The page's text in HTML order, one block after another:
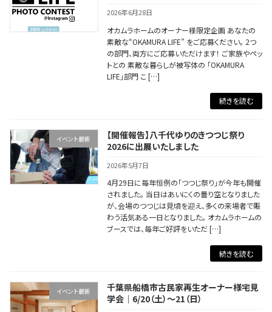
2026年6月28日
オカムラホームのオーナー様限定企画 あなたの
素敵な“OKAMURA LIFE” をご応募ください。 2つ
の部門、両方にご応募いただけます！ ご家族やペッ
トとの 素敵な暮らしが被写体の 「OKAMURA
LIFE」部門 こ […]
続きを読む
イベント最新
【開催報告】八千代ゆりのきつつじ祭り
2026に出展いたしました
2026年5月7日
4月29日に毎年恒例の「つつじ祭り」が今年も開催
されました。 当日はあいにくの曇り空となりました
が、会場のつつじは見頃を迎え、多くの来場者で賑
わう活気ある一日となりました。 オカムラホームの
ブースでは、毎年ご好評をいただ […]
続きを読む
イベント最新
千葉県船橋市古民家再生オーナー様宅見
学会｜6/20（土）～21（日）